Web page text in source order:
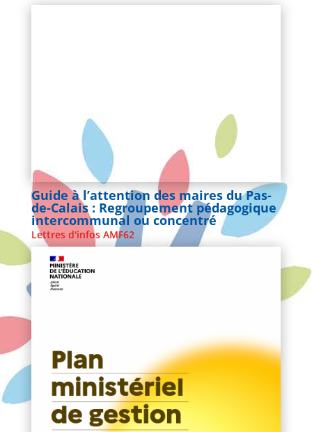
Guide à l’attention des maires du Pas-
de-Calais : Regroupement pédagogique
intercommunal ou concentré
Lettres d'infos AMF62